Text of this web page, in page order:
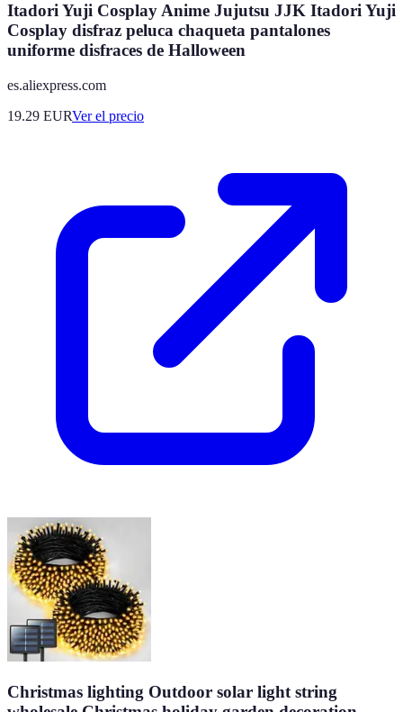
Itadori Yuji Cosplay Anime Jujutsu JJK Itadori Yuji
Cosplay disfraz peluca chaqueta pantalones
uniforme disfraces de Halloween
es.aliexpress.com
19.29 EURVer el precio
Christmas lighting Outdoor solar light string